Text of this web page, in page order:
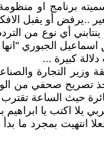
برنامج او منظومة
..يرفض أو يقبل
أي نوع من
اسماعيل الجبوري
كبيرة ...
التجارة
تصريح صحفي من
حيث الساعة
يلا اكتب يا
انتهيت بمجرد ما